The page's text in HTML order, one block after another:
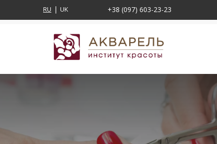
RU UK +38 (097) 603-23-23